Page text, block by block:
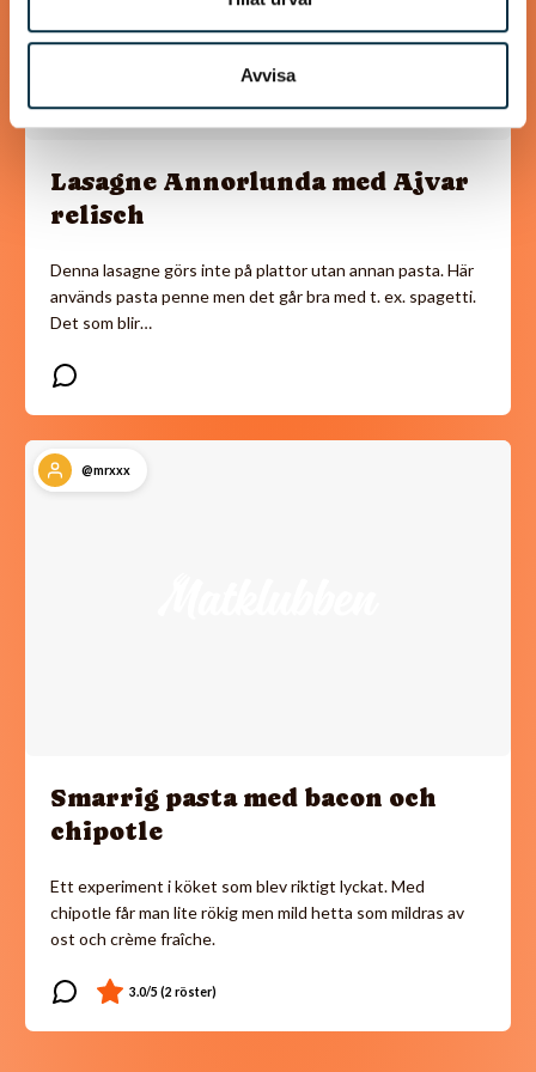
Avvisa
Lasagne Annorlunda med Ajvar
relisch
Denna lasagne görs inte på plattor utan annan pasta. Här
används pasta penne men det går bra med t. ex. spagetti.
Det som blir…
@mrxxx
Smarrig pasta med bacon och
chipotle
Ett experiment i köket som blev riktigt lyckat. Med
chipotle får man lite rökig men mild hetta som mildras av
ost och crème fraîche.